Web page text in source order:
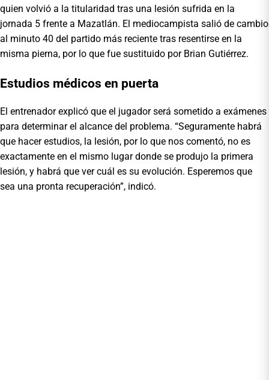
quien volvió a la titularidad tras una lesión sufrida en la
jornada 5 frente a Mazatlán. El mediocampista salió de cambio
al minuto 40 del partido más reciente tras resentirse en la
misma pierna, por lo que fue sustituido por Brian Gutiérrez.
Estudios médicos en puerta
El entrenador explicó que el jugador será sometido a exámenes
para determinar el alcance del problema. “Seguramente habrá
que hacer estudios, la lesión, por lo que nos comentó, no es
exactamente en el mismo lugar donde se produjo la primera
lesión, y habrá que ver cuál es su evolución. Esperemos que
sea una pronta recuperación”, indicó.